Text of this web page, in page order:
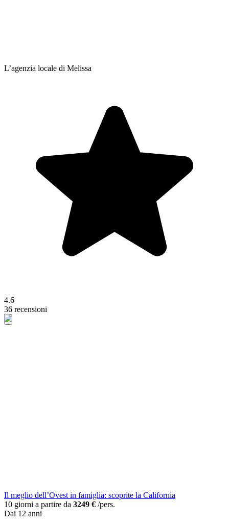
L’agenzia locale di Melissa
4.6
36 recensioni
Il meglio dell’Ovest in famiglia: scoprite la California
10 giorni a partire da 3249 € /pers.
Dai 12 anni